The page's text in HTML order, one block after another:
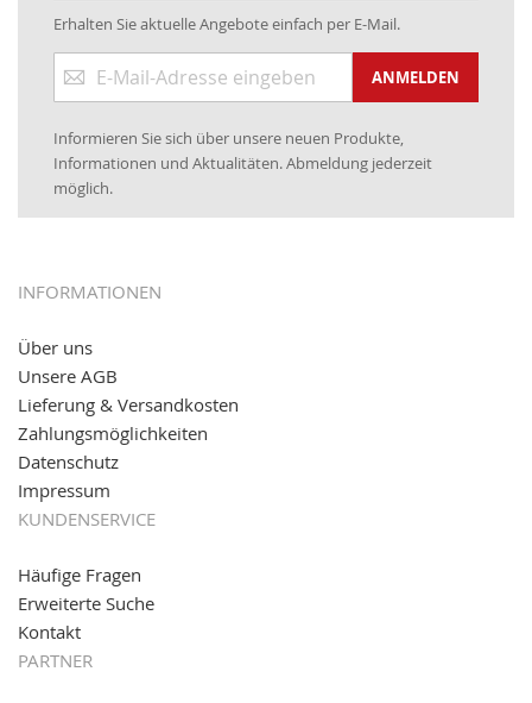
01.06.2019: Individuell
bedruckte Kabeltrommeln
www.kabeltrommeln-versand.de/Kabelbedruckung
04.11.2018: Überarbeitung der Corporate Identity (CI)
16.01.2017:JETZT NEU- Visa & MasterCard (inkl.
Maestro)
12.01.2017:JETZT NEU- giropay, SOFORT-Überweisung
05.09.2016: NEUE Topseller bei
11.08.2016: Gerade entsteht unser "neuer"
Partnershop
Online-Shop für einfaches Transportieren. Einfach
reinschauen...
Erhalten Sie aktuelle Angebote einfach per E-Mail.
zum
ANMELDEN
Informieren Sie sich über unsere neuen Produkte,
Informationen und Aktualitäten. Abmeldung jederzeit
möglich.
INFORMATIONEN
Über uns
Unsere AGB
Lieferung & Versandkosten
Zahlungsmöglichkeiten
Datenschutz
Impressum
KUNDENSERVICE
Häufige Fragen
Erweiterte Suche
Kontakt
PARTNER